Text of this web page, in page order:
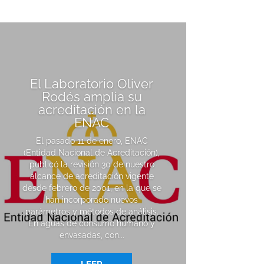
El Laboratorio Oliver
Rodés amplia su
acreditación en la
ENAC
El pasado 11 de enero, ENAC
(Entidad Nacional de Acreditación),
publicó la revisión 30 de nuestro
alcance de acreditación vigente
desde febrero de 2001, en la que se
han incorporado nuevos
parámetros y métodos de análisis.
En aguas de consumo humano y
envasadas, con...